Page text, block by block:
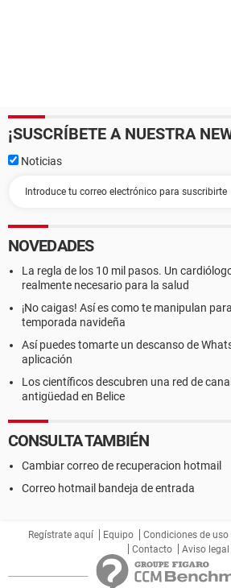
¡SUSCRÍBETE A NUESTRA
Noticias
NOVEDADES
La regla de los 10 mil pasos. Un
realmente necesario para la salud
¡No caigas! Así es como te manipulan
temporada navideña
Así puedes tomarte un descanso de
aplicación
Los científicos descubren una red de
antigüedad en Belice
CONSULTA TAMBIÉN
Cambiar correo de recuperacion hotmail
Correo hotmail bandeja de entrada
Regístrate aquí Equipo Condiciones de uso
Contacto
Aviso legal